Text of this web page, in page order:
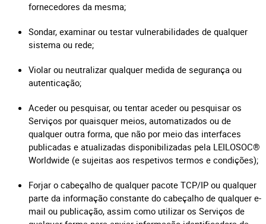
fornecedores da mesma;
Sondar, examinar ou testar vulnerabilidades de qualquer
sistema ou rede;
Violar ou neutralizar qualquer medida de segurança ou
autenticação;
Aceder ou pesquisar, ou tentar aceder ou pesquisar os
Serviços por quaisquer meios, automatizados ou de
qualquer outra forma, que não por meio das interfaces
publicadas e atualizadas disponibilizadas pela LEILOSOC®
Worldwide (e sujeitas aos respetivos termos e condições);
Forjar o cabeçalho de qualquer pacote TCP/IP ou qualquer
parte da informação constante do cabeçalho de qualquer e-
mail ou publicação, assim como utilizar os Serviços de